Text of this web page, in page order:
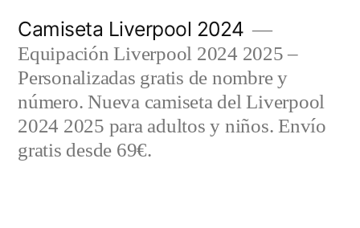
contenido
Camiseta Liverpool 2024
Equipación Liverpool 2024 2025 –
Personalizadas gratis de nombre y
número. Nueva camiseta del Liverpool
2024 2025 para adultos y niños. Envío
gratis desde 69€.